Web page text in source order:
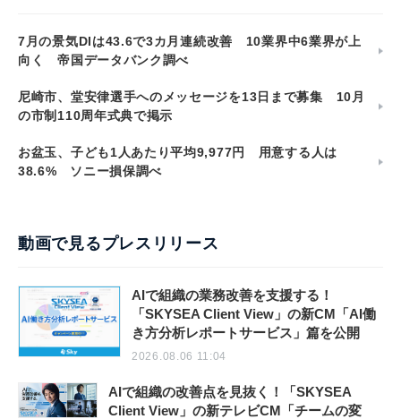
7月の景気DIは43.6で3カ月連続改善 10業界中6業界が上
向く 帝国データバンク調べ
尼崎市、堂安律選手へのメッセージを13日まで募集 10月
の市制110周年式典で掲示
お盆玉、子ども1人あたり平均9,977円 用意する人は
38.6% ソニー損保調べ
動画で見るプレスリリース
AIで組織の業務改善を支援する！
「SKYSEA Client View」の新CM「AI働
き方分析レポートサービス」篇を公開
2026.08.06 11:04
AIで組織の改善点を見抜く！「SKYSEA
Client View」の新テレビCM「チームの変